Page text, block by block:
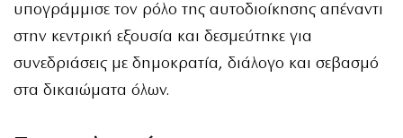
υπογράμμισε τον ρόλο της αυτοδιοίκησης απέναντι
στην κεντρική εξουσία και δεσμεύτηκε για
συνεδριάσεις με δημοκρατία, διάλογο και σεβασμό
στα δικαιώματα όλων.